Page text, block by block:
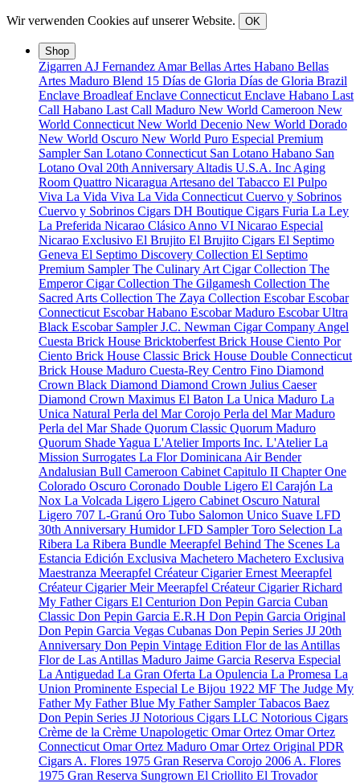
Wir verwenden Cookies auf unserer Website. OK
Shop
Zigarren AJ Fernandez AmarBellas Artes Habano Bellas
Artes Maduro Blend 15 Días de Gloria Días de Gloria Brazil
Enclave BroadleafEnclave Connecticut Enclave Habano Last
Call Habano Last Call Maduro New World Cameroon New
World Connecticut New World Decenio New World Dorado
New World Oscuro New World Puro Especial Premium
Sampler San Lotano Connecticut San Lotano Habano San
Lotano Oval 20th Anniversary Altadis U.S.A. Inc Aging
Room Quattro Nicaragua Artesano del Tabacco El Pulpo
Viva La Vida Viva La Vida Connecticut Cuervo y Sobrinos
Cuervo y Sobrinos Cigars DH Boutique Cigars Furia La Ley
La Preferida Nicarao Clásico Anno VI Nicarao Especial
Nicarao Exclusivo El Brujito El Brujito Cigars El Septimo
Geneva El Septimo Discovery Collection El Septimo
Premium SamplerThe Culinary Art Cigar Collection The
Emperor Cigar Collection The Gilgamesh Collection The
Sacred Arts Collection The Zaya Collection EscobarEscobar
Connecticut Escobar Habano Escobar Maduro Escobar Ultra
Black Escobar SamplerJ.C. Newman Cigar Company Angel
Cuesta Brick House Bricktoberfest Brick House Ciento Por
Ciento Brick House Classic Brick House Double Connecticut
Brick House Maduro Cuesta-Rey Centro Fino Diamond
Crown Black Diamond Diamond Crown Julius Caeser
Diamond Crown Maximus El Baton La Unica Maduro La
Unica Natural Perla del Mar Corojo Perla del Mar Maduro
Perla del Mar Shade Quorum Classic Quorum Maduro
Quorum ShadeYagua L'Atelier Imports Inc. L'AtelierLa
Mission Surrogates La Flor Dominicana Air Bender
Andalusian Bull Cameroon Cabinet Capitulo II Chapter One
Colorado Oscuro Coronado Double Ligero El Carajón La
Nox La Volcada Ligero Ligero Cabinet Oscuro Natural
Ligero 707 L-Granú Oro Tubo Salomon Unico Suave LFD
30th Anniversary HumidorLFD Sampler Toro Selection La
Ribera La Ribera Bundle Meerapfel Behind The Scenes La
Estancia Edición Exclusiva Machetero Machetero Exclusiva
Maestranza Meerapfel Créateur Cigarier Ernest Meerapfel
Créateur Cigarier MeirMeerapfel Créateur Cigarier Richard
My Father Cigars El Centurion Don Pepin Garcia Cuban
Classic Don Pepin Garcia E.R.H Don Pepin Garcia Original
Don Pepin Garcia Vegas Cubanas Don Pepin Series JJ 20th
Anniversary Don Pepin Vintage Edition Flor de las Antillas
Flor de Las Antillas Maduro Jaime Garcia Reserva Especial
La Antiguedad La Gran Oferta La Opulencia La Promesa La
Union Prominente Especial Le Bijou 1922 MF The Judge My
FatherMy Father Blue My Father SamplerTabacos Baez
Don Pepin Series JJ Notorious Cigars LLC Notorious Cigars
Crème de la Crème Unapologetic Omar Ortez Omar Ortez
Connecticut Omar Ortez Maduro Omar Ortez Original PDR
Cigars A. Flores 1975 Gran Reserva Corojo 2006 A. Flores
1975 Gran Reserva Sungrown El Criollito El Trovador